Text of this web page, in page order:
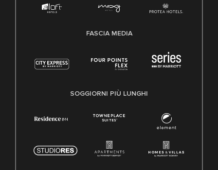
FASCIA MEDIA
SOGGIORNI PIÙ LUNGHI